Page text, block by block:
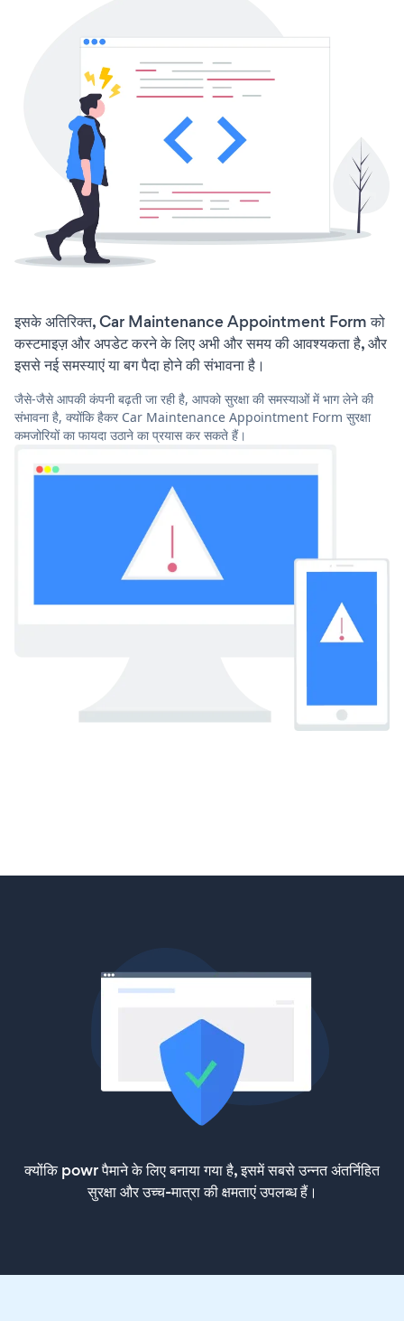
इसके अतिरिक्त, Car Maintenance Appointment Form को
कस्टमाइज़ और अपडेट करने के लिए अभी और समय की आवश्यकता है, और
इससे नई समस्याएं या बग पैदा होने की संभावना है।
जैसे-जैसे आपकी कंपनी बढ़ती जा रही है, आपको सुरक्षा की समस्याओं में भाग लेने की
संभावना है, क्योंकि हैकर Car Maintenance Appointment Form सुरक्षा
कमजोरियों का फायदा उठाने का प्रयास कर सकते हैं।
क्योंकि powr पैमाने के लिए बनाया गया है, इसमें सबसे उन्नत अंतर्निहित
सुरक्षा और उच्च-मात्रा की क्षमताएं उपलब्ध हैं।